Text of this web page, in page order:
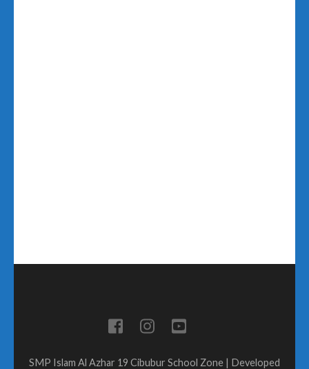
SMP Islam Al Azhar 19 Cibubur School Zone | Developed